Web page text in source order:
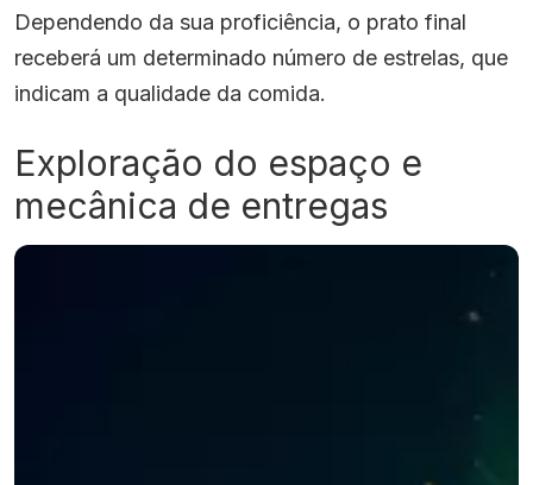
Dependendo da sua proficiência, o prato final
receberá um determinado número de estrelas, que
indicam a qualidade da comida.
Exploração do espaço e
mecânica de entregas